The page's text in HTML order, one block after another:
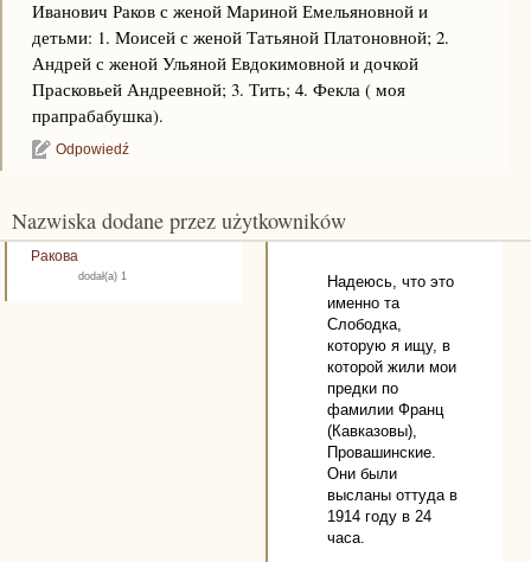
Иванович Раков с женой Мариной Емельяновной и
детьми: 1. Моисей с женой Татьяной Платоновной; 2.
Андрей с женой Ульяной Евдокимовной и дочкой
Прасковьей Андреевной; 3. Тить; 4. Фекла ( моя
прапрабабушка).
Odpowiedź
Nazwiska dodane przez użytkowników
Ракова
dodał(a) 1
Надеюсь, что это
именно та
Слободка,
которую я ищу, в
которой жили мои
предки по
фамилии Франц
(Кавказовы),
Провашинские.
Они были
высланы оттуда в
1914 году в 24
часа.